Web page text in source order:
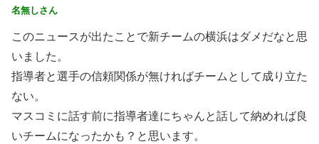
名無しさん
このニュースが出たことで新チームの横浜はダメだなと思
いました。
指導者と選手の信頼関係が無ければチームとして成り立た
ない。
マスコミに話す前に指導者達にちゃんと話して納めれば良
いチームになったかも？と思います。